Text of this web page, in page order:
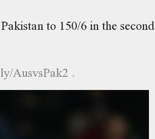
to 150/6 in the second
AusvsPak2